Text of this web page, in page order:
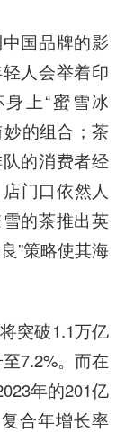
国品牌的影
人会举着印
上“蜜雪冰
的组合；茶
的消费者经
门口依然人
的茶推出英
”策略使其海
突破1.1万亿
7.2%。而在
年的201亿
合年增长率